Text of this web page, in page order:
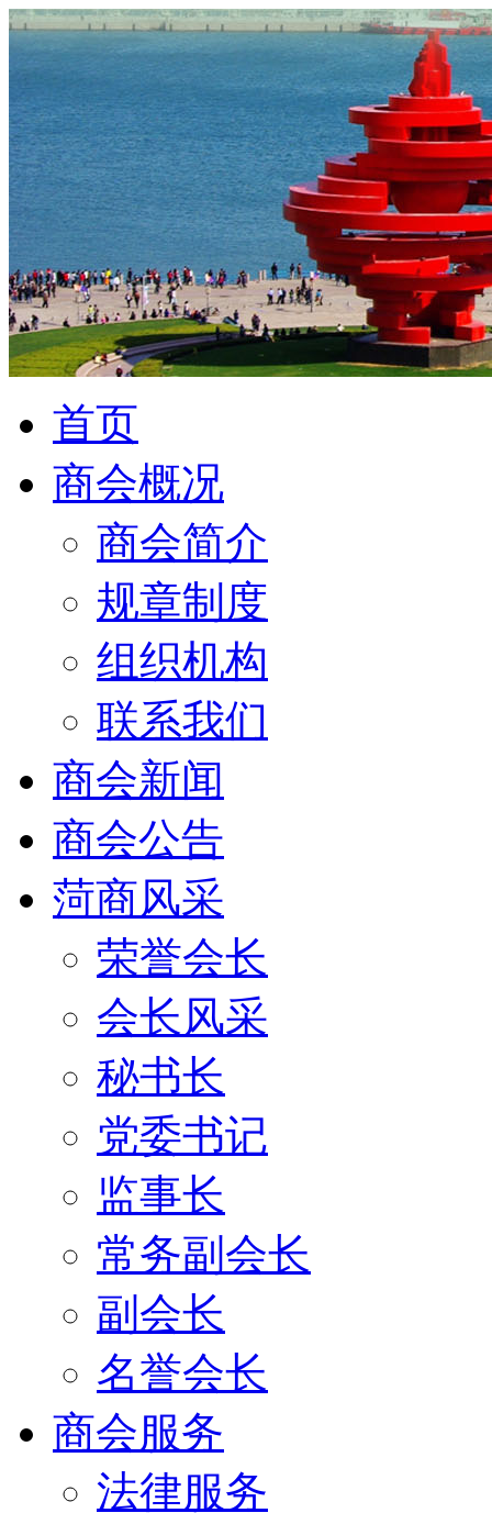
首页
商会概况
商会简介
规章制度
组织机构
联系我们
商会新闻
商会公告
菏商风采
荣誉会长
会长风采
秘书长
党委书记
监事长
常务副会长
副会长
名誉会长
商会服务
法律服务